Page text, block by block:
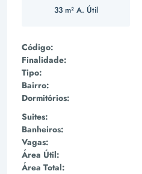
33 m² A. Útil
Código:
Finalidade:
Tipo:
Bairro:
Dormitórios:
Suites:
Banheiros:
Vagas:
Área Útil:
Área Total: